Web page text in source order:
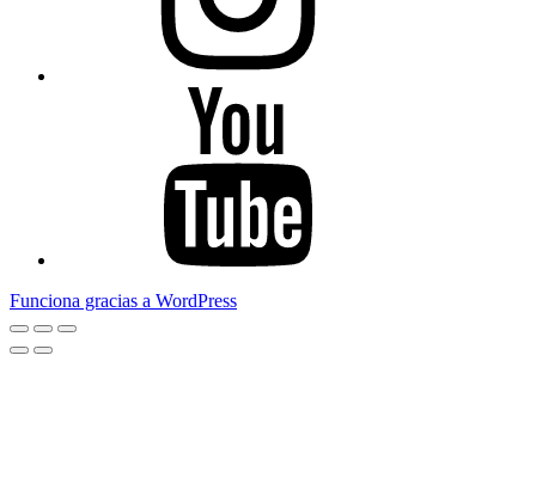
Funciona gracias a WordPress